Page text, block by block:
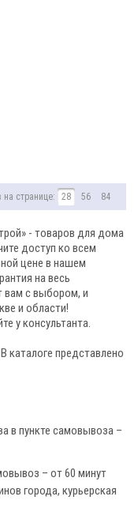
на странице: 28 56 84
- товаров для дома
доступ ко всем
цене в нашем
на весь
вам с выбором, и
и области!
у консультанта.
каталоге представлено
в пункте самовывоза –
– от 60 минут
города, курьерская